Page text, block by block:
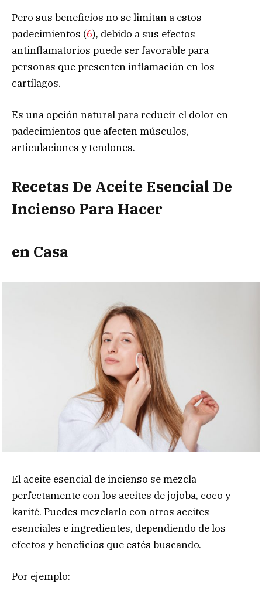
Pero sus beneficios no se limitan a estos
padecimientos (6), debido a sus efectos
antinflamatorios puede ser favorable para
personas que presenten inflamación en los
cartílagos.
Es una opción natural para reducir el dolor en
padecimientos que afecten músculos,
articulaciones y tendones.
Recetas De Aceite Esencial De
Incienso Para Hacer
en Casa
El aceite esencial de incienso se mezcla
perfectamente con los aceites de jojoba, coco y
karité. Puedes mezclarlo con otros aceites
esenciales e ingredientes, dependiendo de los
efectos y beneficios que estés buscando.
Por ejemplo: